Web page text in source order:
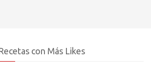
con Más Likes